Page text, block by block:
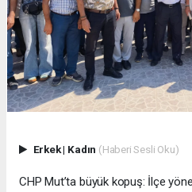
Erkek| Kadın (Haberi Sesli Oku)
CHP Mut’ta büyük kopuş: İlçe